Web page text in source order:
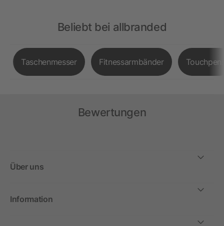
Beliebt bei allbranded
Taschenmesser Fitnessarmbänder
Bewertungen
Über uns
Information